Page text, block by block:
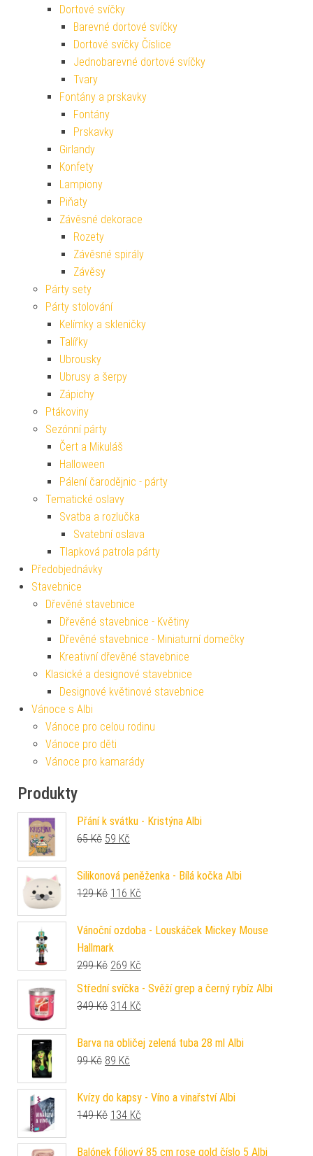
Dortové svíčky
Barevné dortové svíčky
Dortové svíčky Číslice
Jednobarevné dortové svíčky
Tvary
Fontány a prskavky
Fontány
Prskavky
Girlandy
Konfety
Lampiony
Piňaty
Závěsné dekorace
Rozety
Závěsné spirály
Závěsy
Párty sety
Párty stolování
Kelímky a skleničky
Talířky
Ubrousky
Ubrusy a šerpy
Zápichy
Ptákoviny
Sezónní párty
Čert a Mikuláš
Halloween
Pálení čarodějnic - párty
Tematické oslavy
Svatba a rozlučka
Svatební oslava
Tlapková patrola párty
Předobjednávky
Stavebnice
Dřevěné stavebnice
Dřevěné stavebnice - Květiny
Dřevěné stavebnice - Miniaturní domečky
Kreativní dřevěné stavebnice
Klasické a designové stavebnice
Designové květinové stavebnice
Vánoce s Albi
Vánoce pro celou rodinu
Vánoce pro děti
Vánoce pro kamarády
Produkty
Přání k svátku - Kristýna Albi
65Kč Původní cena byla: 65 Kč.
59 Kč
Silikonová peněženka - Bílá kočka Albi
129Kč Původní cena byla: 129 Kč.
116 Kč
Vánoční ozdoba - Louskáček Mickey Mouse
Hallmark
299Kč Původní cena byla: 299 Kč.
269 Kč
Střední svíčka - Svěží grep a černý rybíz Albi
349Kč Původní cena byla: 349 Kč.
314 Kč
Barva na obličej zelená tuba 28 ml Albi
99Kč Původní cena byla: 99 Kč.
89 Kč
Kvízy do kapsy - Víno a vinařství Albi
149Kč Původní cena byla: 149 Kč.
134 Kč
Balónek fóliový 85 cm rose gold číslo 5 Albi